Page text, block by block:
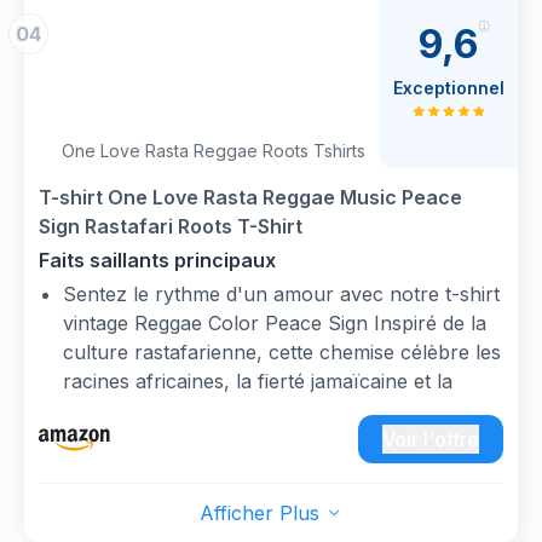
dreadlocks réalistes vous donnent un look
04
One Love Rasta Reggae Roots Tshirts
T-shirt One Love Rasta Reggae Music Peace
Sign Rastafari Roots T-Shirt
Faits saillants principaux
Sentez le rythme d'un amour avec notre t-shirt
vintage Reggae Color Peace Sign Inspiré de la
culture rastafarienne, cette chemise célèbre les
racines africaines, la fierté jamaïcaine et la
Parfait pour les amateurs de reggae, les fans
de rastafari et tous ceux qui adoptent
voyage en Jamaïque ou n'importe où pour
9,6
Exceptionnel
Afficher Plus